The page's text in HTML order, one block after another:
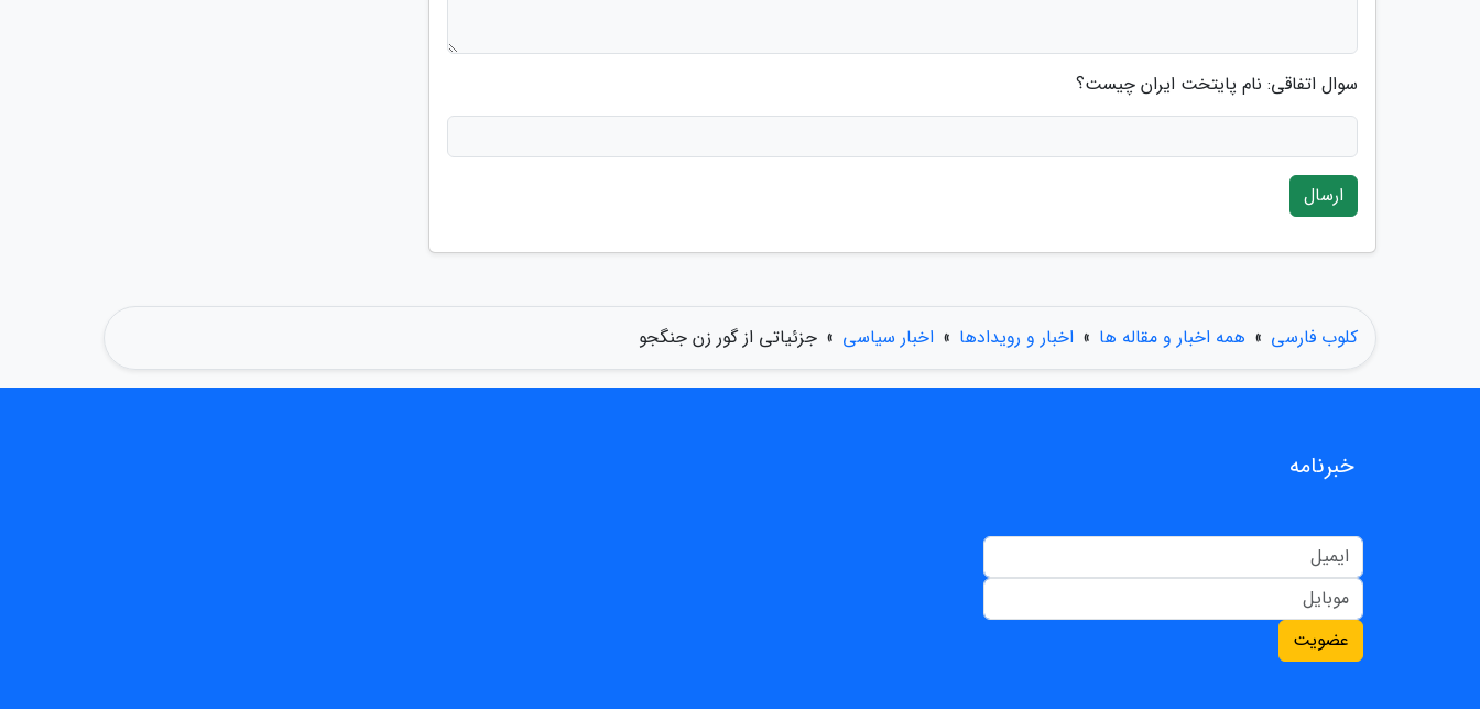
سوال اتفاقی: نام پایتخت ایران چیست؟
ارسال
کلوب فارسی » همه اخبار و مقاله ها » اخبار و رویدادها » اخبار سیاسی » جزئیاتی از گور زن جنگجو
خبرنامه
عضویت